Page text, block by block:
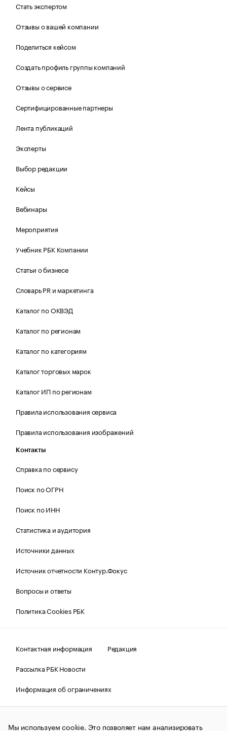
Стать экспертом
Отзывы о вашей компании
Поделиться кейсом
Создать профиль группы компаний
Отзывы о сервисе
Сертифицированные партнеры
Лента публикаций
Эксперты
Выбор редакции
Кейсы
Вебинары
Мероприятия
Учебник РБК Компании
Статьи о бизнесе
Словарь PR и маркетинга
Каталог по ОКВЭД
Каталог по регионам
Каталог по категориям
Каталог торговых марок
Каталог ИП по регионам
Правила использования сервиса
Правила использования изображений
Контакты
Справка по сервису
Поиск по ОГРН
Поиск по ИНН
Статистика и аудитория
Источники данных
Источник отчетности Контур.Фокус
Вопросы и ответы
Политика Cookies РБК
Контактная информация
Редакция
Рассылка РБК Новости
Информация об ограничениях
Правовая информация
О соблюдении авторских прав
© АО «РОСБИЗНЕСКОНСАЛТИНГ»,1995–2026.Сообщения
Мы используем cookie. Это позволяет нам анализировать